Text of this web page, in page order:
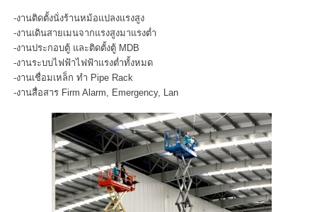
-งานติดตั้งนั่งร้านหม้อแปลงแรงสูง
-งานเดินสายเมนจากแรงสูงมาแรงต่ำ
-งานประกอบตู้ และติดตั้งตู้ MDB
-งานระบบไฟฟ้าไฟฟ้าแรงต่ำทั้งหมด
-งานเชื่อมเหล็ก ทำ Pipe Rack
-งานสื่อสาร Firm Alarm, Emergency, Lan